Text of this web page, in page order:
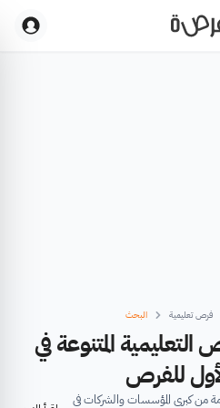
فرص تعليمية البحث
المتنوعة في
للفرص
من كبرى المؤسسات والشركات في